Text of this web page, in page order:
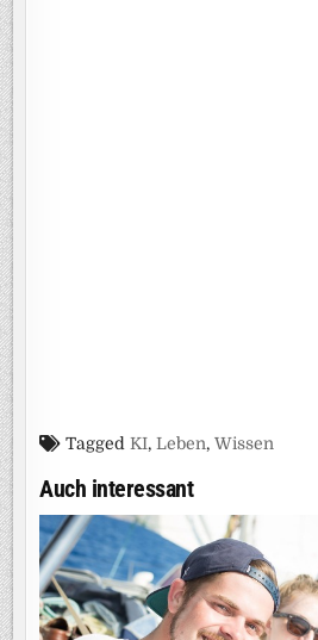
TaggedKI,Leben,Wissen
Auch interessant